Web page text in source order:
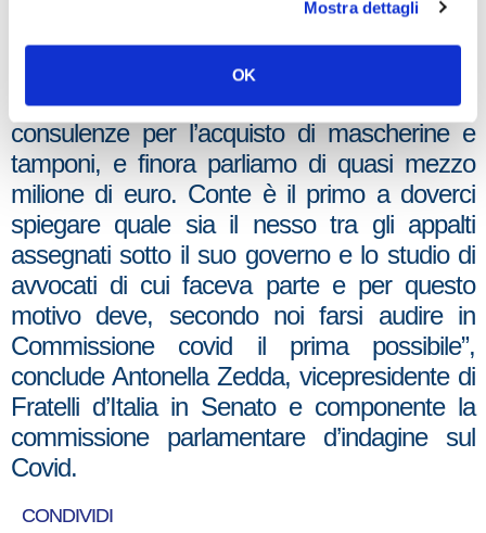
Mostra dettagli
OK
“Fratelli d’Italia pretende chiarezza sui soldi
degli italiani che finivano nelle tasche degli ex
colleghi di Giuseppe Conte sotto forma di
consulenze per l’acquisto di mascherine e
tamponi, e finora parliamo di quasi mezzo
milione di euro. Conte è il primo a doverci
spiegare quale sia il nesso tra gli appalti
assegnati sotto il suo governo e lo studio di
avvocati di cui faceva parte e per questo
motivo deve, secondo noi farsi audire in
Commissione covid il prima possibile”,
conclude Antonella Zedda, vicepresidente di
Fratelli d’Italia in Senato e componente la
commissione parlamentare d’indagine sul
Covid.
CONDIVIDI